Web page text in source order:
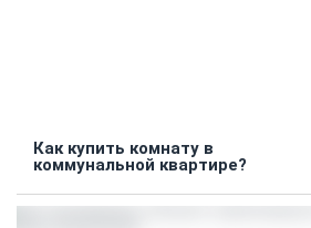
Как купить комнату в
коммунальной квартире?